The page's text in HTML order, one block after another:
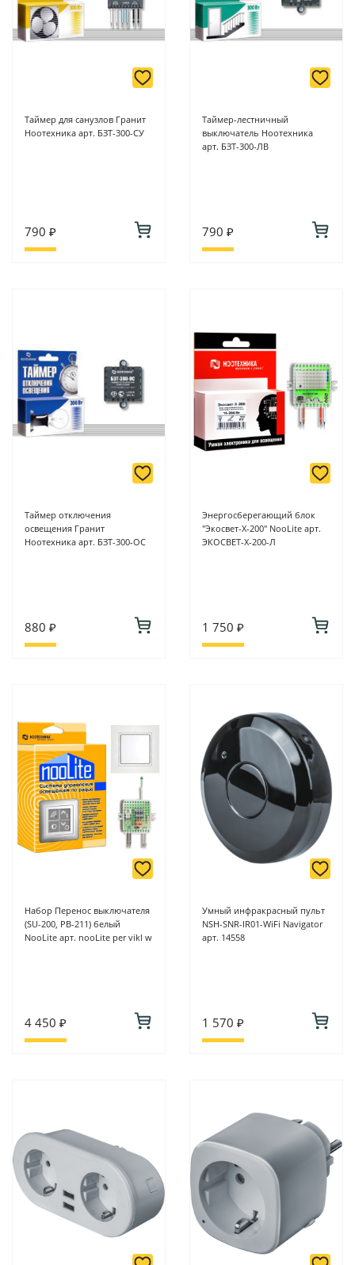
Таймер для санузлов Гранит
Ноотехника арт. БЗТ-300-СУ
790 ₽
Таймер-лестничный
выключатель Ноотехника
арт. БЗТ-300-ЛВ
790 ₽
Таймер отключения
освещения Гранит
Ноотехника арт. БЗТ-300-ОС
880 ₽
Энергосберегающий блок
"Экосвет-Х-200" NooLite арт.
ЭКОСВЕТ-Х-200-Л
1 750 ₽
Набор Перенос выключателя
(SU-200, PB-211) белый
NooLite арт. nooLite per vikl w
4 450 ₽
Умный инфракрасный пульт
NSH-SNR-IR01-WiFi Navigator
арт. 14558
1 570 ₽